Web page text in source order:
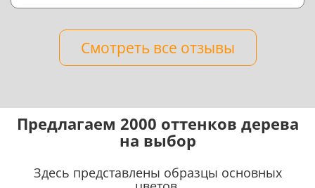
Смотреть все отзывы
Предлагаем 2000 оттенков дерева
на выбор
Здесь представлены образцы основных